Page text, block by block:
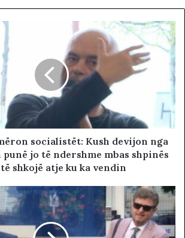
socialistët: Kush devijon nga
jo të ndershme mbas shpinës
shkojë atje ku ka vendin